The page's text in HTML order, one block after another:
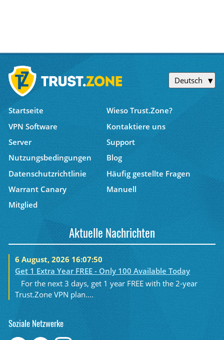
Deutsch
Startseite
Wieso Trust.Zone?
VPN Software
Kontaktiere uns
Server
Support
Nutzungsbedingungen
Blog
Datenschutzrichtlinie
Häufig gestellte Fragen
Warrant Canary
Manuell
Mitglied
Aktuelle Nachrichten
6 August, 2026 16:07:50
Get 1 Extra Year FREE - Only 100 Available Today
For the next 3 days, get 1 year FREE with the 2-year
Trust.Zone VPN plan....
Soziale Netzwerke